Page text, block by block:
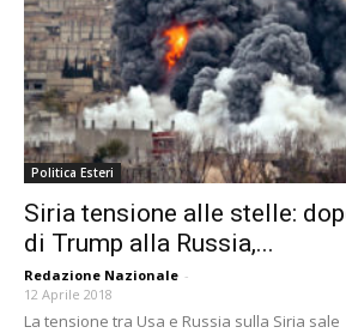
Politica Esteri
Siria tensione alle stelle:
di Trump alla Russia,...
Redazione Nazionale -
12 Aprile 2018
La tensione tra Usa e Russia sulla Siria